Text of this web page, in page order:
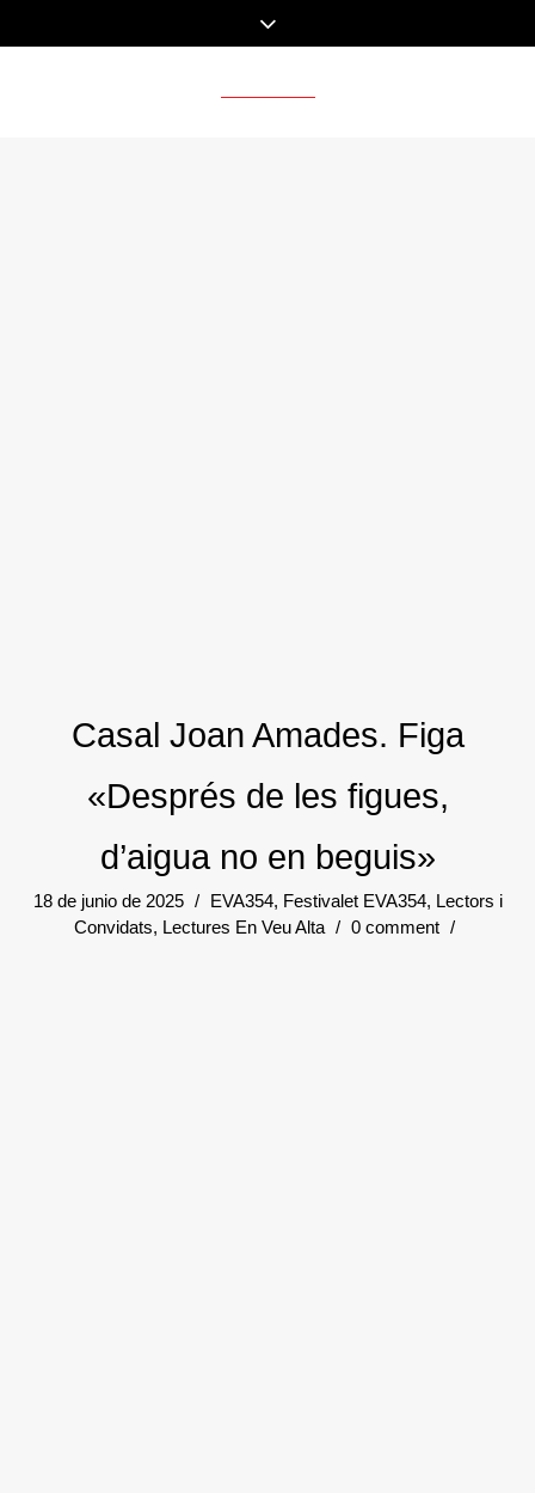
Casal Joan Amades. Figa
«Després de les figues,
d’aigua no en beguis»
18 de junio de 2025 / EVA354, Festivalet EVA354, Lectors i
Convidats, Lectures En Veu Alta / 0 comment /